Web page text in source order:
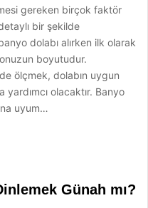
gereken birçok faktör
bir şekilde
dolabı alırken ilk olarak
boyutudur.
ölçmek, dolabın uygun
yardımcı olacaktır. Banyo
uyum…
Günah mı?